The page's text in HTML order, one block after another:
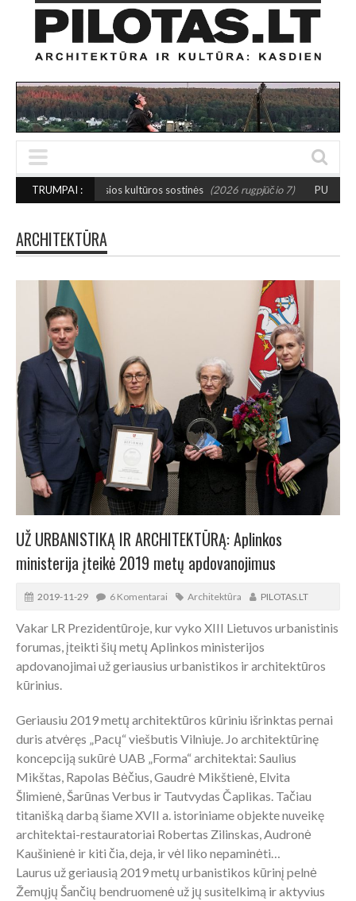
TRUMPAI :
kultūros sostinės (2026 rugpjūčio 7) PUSIAUSVYROS AKTAS
ARCHITEKTŪRA
UŽ URBANISTIKĄ IR ARCHITEKTŪRĄ: Aplinkos
ministerija įteikė 2019 metų apdovanojimus
2019-11-29 6 Komentarai Architektūra PILOTAS.LT
Vakar LR Prezidentūroje, kur vyko XIII Lietuvos urbanistinis
forumas, įteikti šių metų Aplinkos ministerijos
apdovanojimai už geriausius urbanistikos ir architektūros
kūrinius.
Geriausiu 2019 metų architektūros kūriniu išrinktas pernai
duris atvėręs „Pacų“ viešbutis Vilniuje. Jo architektūrinę
koncepciją sukūrė UAB „Forma“ architektai: Saulius
Mikštas, Rapolas Bėčius, Gaudrė Mikštienė, Elvita
Šlimienė, Šarūnas Verbus ir Tautvydas Čaplikas. Tačiau
titanišką darbą šiame XVII a. istoriniame objekte nuveikę
architektai-restauratoriai Robertas Zilinskas, Audronė
Kaušinienė ir kiti čia, deja, ir vėl liko nepaminėti…
Laurus už geriausią 2019 metų urbanistikos kūrinį pelnė
Žemųjų Šančių bendruomenė už jų susitelkimą ir aktyvius